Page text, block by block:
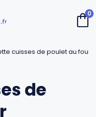
0
cuisses de poulet au four
de